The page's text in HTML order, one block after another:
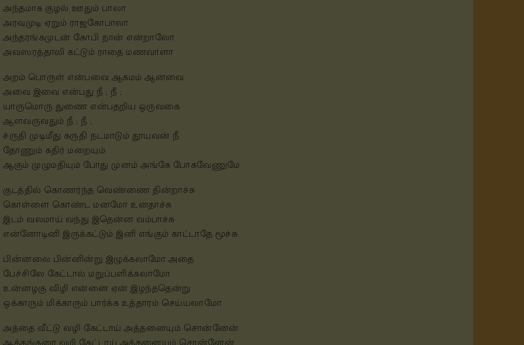
அந்தமாக குழல் ஊதும் பாலா
அரவுமுடி ஏறும் ராஜகோபாலா
அந்தரங்கமுடன் கோபி நான் என்றாலோ
அவஸரத்தாலி கட்டும் ராதை மணவாளா
அறம் பொருள் என்பவை ஆகமம் ஆனவை
அவை இவை என்பது நீ ; நீ ;
யாருமொரு துணை என்பதறிய ஒருவகை
ஆளவருவதும் நீ ; நீ ;
ச்ருதி முடிமீது கருதி நடமாடும் தூயவன் நீ
தோணும் கதிர் மறையும்
ஆகும் முழுமதியும் போது முனம் அங்கே போகவேணுமே
குடத்தில் கொணர்ந்த வெண்ணை தின்றாச்சு
கொள்ளை கொண்ட மனமோ உனதாச்சு
இடம் வலமாய் வந்து இதென்ன வம்பாச்சு
என்னோடினி இருக்கட்டும் இனி எங்கும் காட்டாதே மூச்சு
பின்னலை பின்னின்று இழுக்கலாமோ அதை
பேச்சிலே கேட்டால் மறுப்பளிக்கலாமோ
உன்னழகு விழி என்னை ஏன் இழந்ததென்று
ஒக்காரும் மிக்காரும் பார்க்க உத்தாரம் செய்யலாமோ
அத்தை வீட்டு வழி கேட்டாய் அத்தனையும் சொன்னேன்